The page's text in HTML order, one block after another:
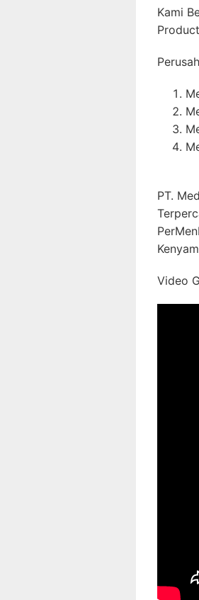
Kami
PT.
Video